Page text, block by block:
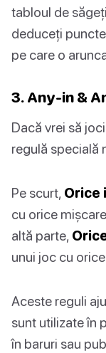
tabloul de
deduceți
pe care o
3. Any-in &
Dacă vrei să
regulă specială
Pe scurt, Orice
cu orice
altă parte,
unui joc cu
Aceste reguli
sunt utilizate în
în baruri sau